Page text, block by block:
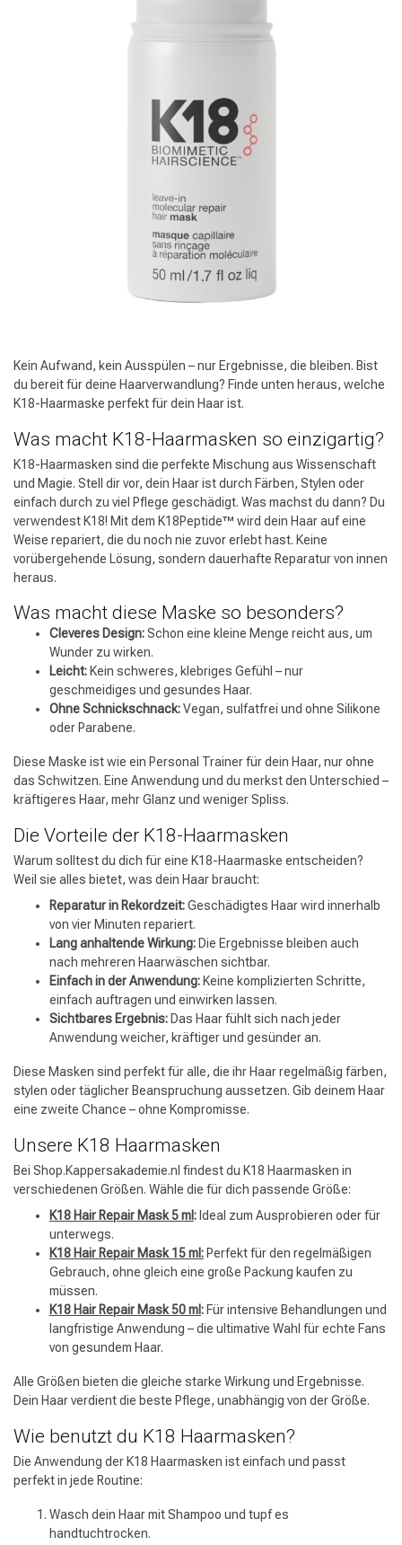
Umformung CombiDeals
Kein Aufwand, kein Ausspülen – nur Ergebnisse, die bleiben. Bist
du bereit für deine Haarverwandlung? Finde unten heraus, welche
K18-Haarmaske perfekt für dein Haar ist.
Was macht K18-Haarmasken so einzigartig?
K18-Haarmasken sind die perfekte Mischung aus Wissenschaft
und Magie. Stell dir vor, dein Haar ist durch Färben, Stylen oder
einfach durch zu viel Pflege geschädigt. Was machst du dann? Du
verwendest K18! Mit dem K18Peptide™ wird dein Haar auf eine
Weise repariert, die du noch nie zuvor erlebt hast. Keine
vorübergehende Lösung, sondern dauerhafte Reparatur von innen
heraus.
Was macht diese Maske so besonders?
Cleveres Design:Schon eine kleine Menge reicht aus, um
Wunder zu wirken.
Leicht: Kein schweres, klebriges Gefühl – nur
geschmeidiges und gesundes Haar.
Ohne Schnickschnack:Vegan, sulfatfrei und ohne Silikone
oder Parabene.
Diese Maske ist wie ein Personal Trainer für dein Haar, nur ohne
das Schwitzen. Eine Anwendung und du merkst den Unterschied –
kräftigeres Haar, mehr Glanz und weniger Spliss.
Die Vorteile der K18-Haarmasken
Warum solltest du dich für eine K18-Haarmaske entscheiden?
Weil sie alles bietet, was dein Haar braucht:
Reparatur in Rekordzeit:Geschädigtes Haar wird innerhalb
von vier Minuten repariert.
Lang anhaltende Wirkung: Die Ergebnisse bleiben auch
nach mehreren Haarwäschen sichtbar.
Einfach in der Anwendung: Keine komplizierten Schritte,
einfach auftragen und einwirken lassen.
Sichtbares Ergebnis: Das Haar fühlt sich nach jeder
Anwendung weicher, kräftiger und gesünder an.
Diese Masken sind perfekt für alle, die ihr Haar regelmäßig färben,
stylen oder täglicher Beanspruchung aussetzen. Gib deinem Haar
eine zweite Chance – ohne Kompromisse.
Unsere K18 Haarmasken
Bei Shop.Kappersakademie.nl findest du K18 Haarmasken in
verschiedenen Größen. Wähle die für dich passende Größe:
K18 Hair Repair Mask 5 ml: Ideal zum Ausprobieren oder für
unterwegs.
K18 Hair Repair Mask 15 ml: Perfekt für den regelmäßigen
Gebrauch, ohne gleich eine große Packung kaufen zu
müssen.
K18 Hair Repair Mask 50 ml: Für intensive Behandlungen und
langfristige Anwendung – die ultimative Wahl für echte Fans
von gesundem Haar.
Alle Größen bieten die gleiche starke Wirkung und Ergebnisse.
Dein Haar verdient die beste Pflege, unabhängig von der Größe.
Wie benutzt du K18 Haarmasken?
Die Anwendung der K18 Haarmasken ist einfach und passt
perfekt in jede Routine:
Wasch dein Haar mit Shampoo und tupf es
handtuchtrocken.